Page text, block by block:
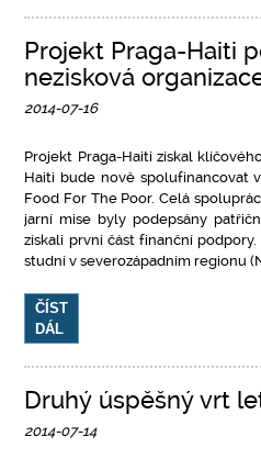
Projekt Praga-Haiti
nezisková
2014-07-16
Projekt Praga-Haiti získal
Haiti bude nově spolufinancovat
Food For The Poor. Celá
jarní mise byly podepsány
získali první část finanční
studní v severozápadním regionu
ČÍST
DÁL
Druhý úspěšný vrt
2014-07-14